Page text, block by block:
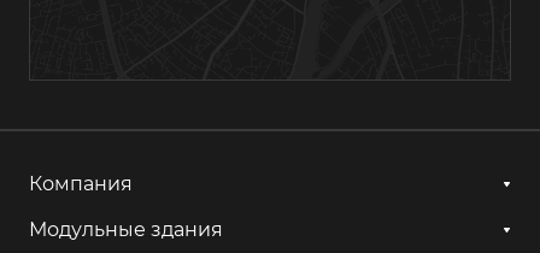
г. Ижевск, ул. Аграрная, 13
+7 (800) 500-54-98
Компания
Модульные здания